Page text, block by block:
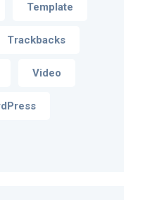
Template
Trackbacks
Video